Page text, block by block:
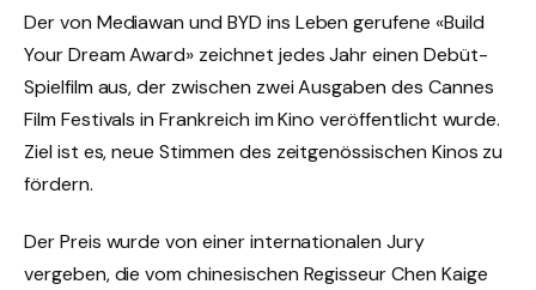
Der von Mediawan und BYD ins Leben gerufene «Build
Your Dream Award» zeichnet jedes Jahr einen Debüt-
Spielfilm aus, der zwischen zwei Ausgaben des Cannes
Film Festivals in Frankreich im Kino veröffentlicht wurde.
Ziel ist es, neue Stimmen des zeitgenössischen Kinos zu
fördern.
Der Preis wurde von einer internationalen Jury
vergeben, die vom chinesischen Regisseur Chen Kaige